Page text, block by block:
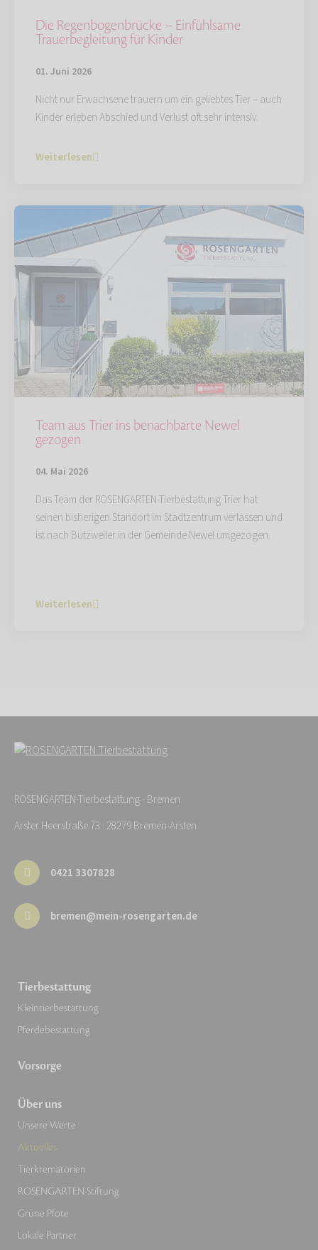
Die Regenbogenbrücke – Einfühlsame
Trauerbegleitung für Kinder
01. Juni 2026
Nicht nur Erwachsene trauern um ein geliebtes Tier – auch
Kinder erleben Abschied und Verlust oft sehr intensiv.
Weiterlesen
Team aus Trier ins benachbarte Newel
gezogen
04. Mai 2026
Das Team der ROSENGARTEN-Tierbestattung Trier hat
seinen bisherigen Standort im Stadtzentrum verlassen und
ist nach Butzweiler in der Gemeinde Newel umgezogen.
Weiterlesen
ROSENGARTEN-Tierbestattung - Bremen
Arster Heerstraße 73 · 28279 Bremen-Arsten
0421 3307828
bremen@mein-rosengarten.de
Tierbestattung
Kleintierbestattung
Pferdebestattung
Vorsorge
Über uns
Unsere Werte
Aktuelles
Tierkrematorien
ROSENGARTEN-Stiftung
Grüne Pfote
Lokale Partner